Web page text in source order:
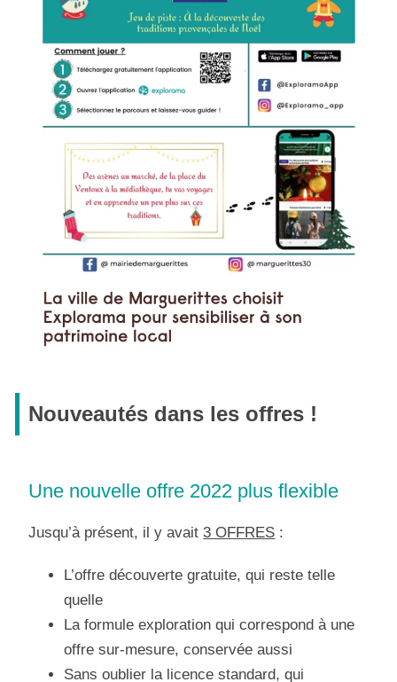
Nouveautés dans les offres !
Une nouvelle offre 2022 plus flexible
Jusqu’à présent, il y avait3 OFFRES :
L’offre découverte gratuite, qui reste telle
quelle
La formule exploration qui correspond à une
offre sur-mesure, conservée aussi
Sans oublier la licence standard, qui